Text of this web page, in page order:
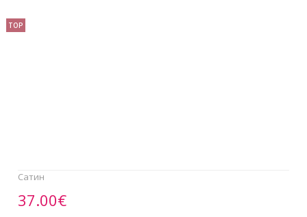
TOP
Сатин
37.00€